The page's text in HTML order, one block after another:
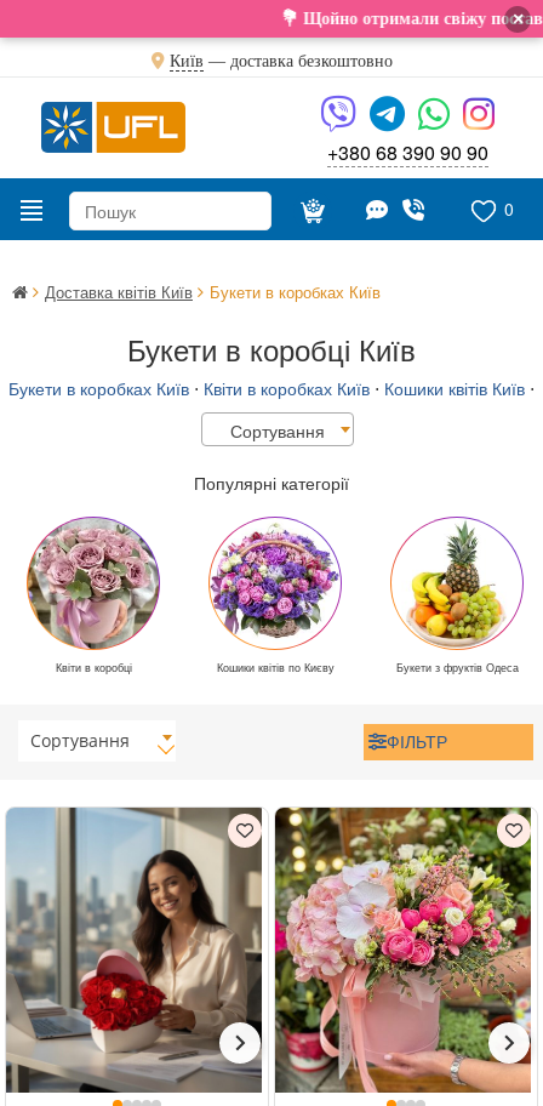
💐 Щойно отримали свіжу поставку. Подаруйте
×
Київ — доставка безкоштовно
+380 68 390 90 90
0
Доставка квітів Київ Букети в коробках Київ
Букети в коробці Київ
Букети в коробках Київ ⋅ Квіти в коробках Київ ⋅ Кошики квітів Київ ⋅
Сортування
Популярні категорії
Квіти в коробці Кошики квітів по Києву Букети з фруктів Одеса
Сортування ФІЛЬТР